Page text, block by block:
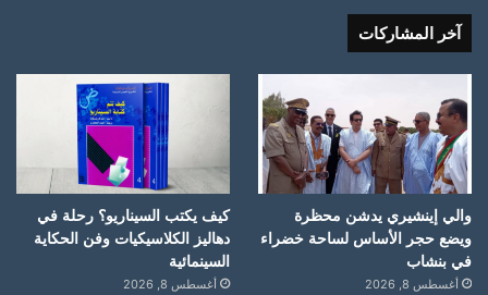
آخر المشاركات
والي إينشيري يدشن محظرة
ويضع حجر الأساس لساحة خضراء
في بنشاب
أغسطس 8, 2026
كيف يكتب السيناريو؟ رحلة في
دهاليز الكلاسيكيات وفن الحكاية
السينمائية
أغسطس 8, 2026